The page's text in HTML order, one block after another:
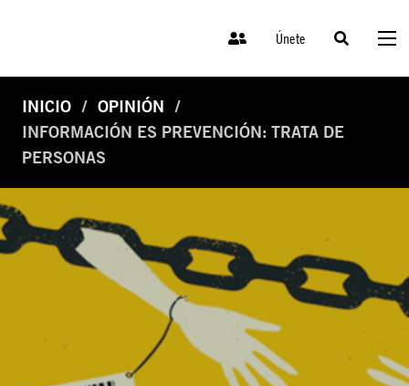
Únete
INICIO
OPINIÓN
INFORMACIÓN ES PREVENCIÓN: TRATA DE
PERSONAS